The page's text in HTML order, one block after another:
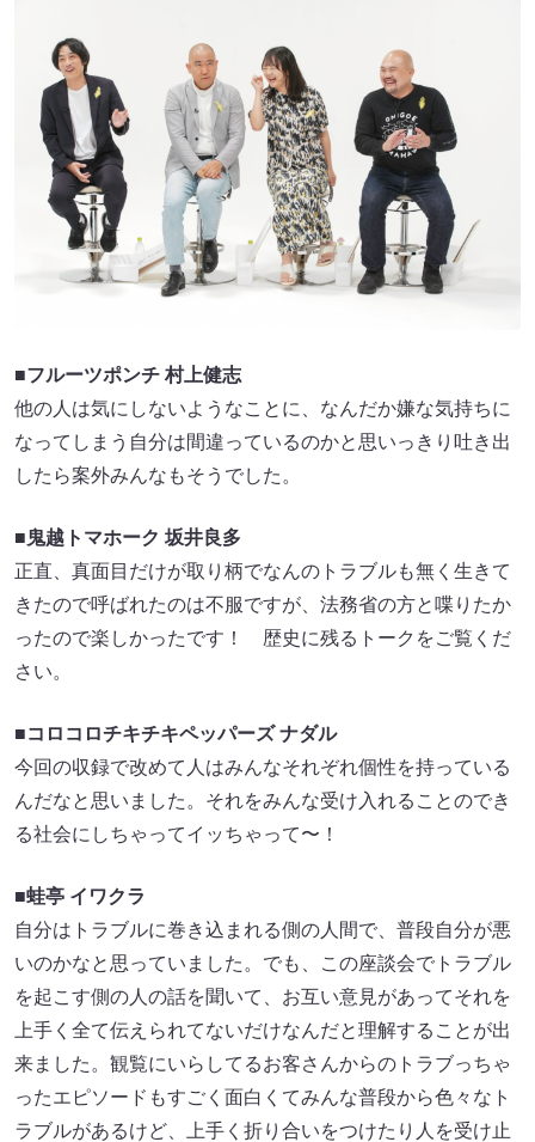
■フルーツポンチ 村上健志
他の人は気にしないようなことに、なんだか嫌な気持ちに
なってしまう自分は間違っているのかと思いっきり吐き出
したら案外みんなもそうでした。
■鬼越トマホーク 坂井良多
正直、真面目だけが取り柄でなんのトラブルも無く生きて
きたので呼ばれたのは不服ですが、法務省の方と喋りたか
ったので楽しかったです！ 歴史に残るトークをご覧くだ
さい。
■コロコロチキチキペッパーズ ナダル
今回の収録で改めて人はみんなそれぞれ個性を持っている
んだなと思いました。それをみんな受け入れることのでき
る社会にしちゃってイッちゃって〜！
■蛙亭 イワクラ
自分はトラブルに巻き込まれる側の人間で、普段自分が悪
いのかなと思っていました。でも、この座談会でトラブル
を起こす側の人の話を聞いて、お互い意見があってそれを
上手く全て伝えられてないだけなんだと理解することが出
来ました。観覧にいらしてるお客さんからのトラブっちゃ
ったエピソードもすごく面白くてみんな普段から色々なト
ラブルがあるけど、上手く折り合いをつけたり人を受け止